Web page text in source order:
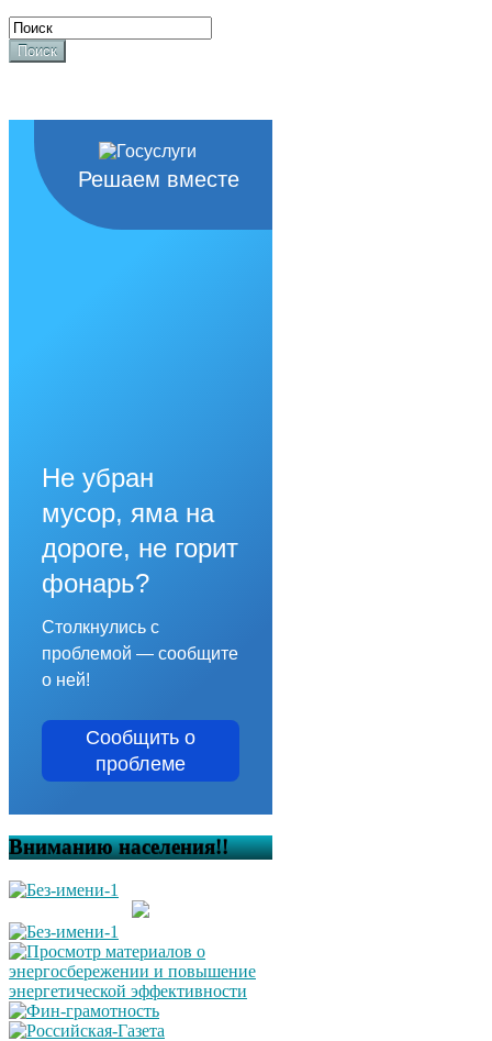
Поиск
Решаем вместе
Не убран
мусор, яма на
дороге, не горит
фонарь?
Столкнулись с
проблемой — сообщите
о ней!
Сообщить о
проблеме
Вниманию населения!!